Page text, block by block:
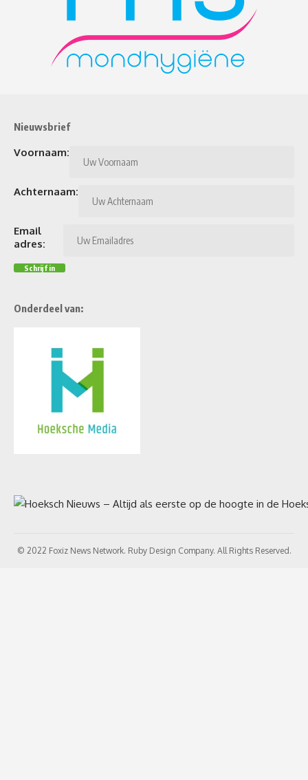
Nieuwsbrief
Voornaam:
Achternaam:
Email
adres:
Onderdeel van:
© 2022 Foxiz News Network. Ruby Design Company. All Rights Reserved.